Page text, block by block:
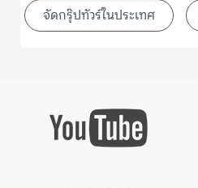
จัดกรุ๊ปทัวร์ในประเทศ